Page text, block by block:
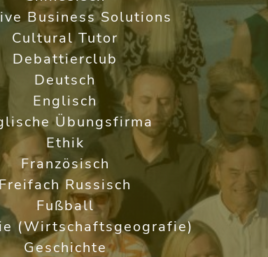
Business Solutions
Cultural Tutor
Debattierclub
Deutsch
Englisch
Übungsfirma
Ethik
Französisch
Russisch
Fußball
(Wirtschaftsgeografie)
Geschichte